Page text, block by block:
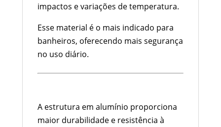
impactos e variações de temperatura.
Esse material é o mais indicado para
banheiros, oferecendo mais segurança
no uso diário.
A estrutura em alumínio proporciona
maior durabilidade e resistência à